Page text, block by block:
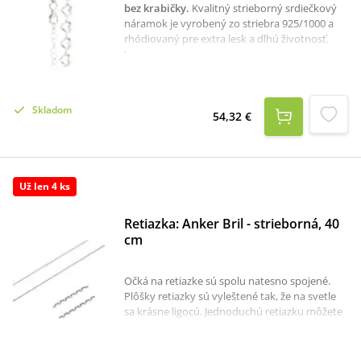
bez krabičky. Kvalitný strieborný srdiečkový
náramok je vyrobený zo striebra 925/1000 a
rhódiovaný pre extra lesk a dlhú životnosť.
Jemný a elegantný dizajn je ideálny pre ženy a
zaručuje pohodlné nosenie pre každé zápästie.
Skladom 54,32 €
Už len 4 ks
Retiazka: Anker Bril - strieborná, 40
cm
Očká na retiazke sú spolu natesno spojené.
Plôšky retiazky sú vyleštené tak, že na svetle
sa krásne ligocú. Jednoduchú retiazku môžete